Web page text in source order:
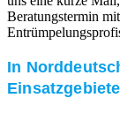
Beratungstermin
In